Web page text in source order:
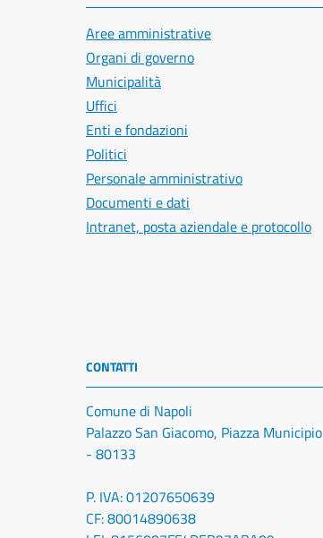
Aree amministrative
Organi di governo
Municipalità
Uffici
Enti e fondazioni
Politici
Personale amministrativo
Documenti e dati
Intranet, posta aziendale e protocollo
CONTATTI
Comune di Napoli
Palazzo San Giacomo, Piazza Municipio
- 80133
P. IVA: 01207650639
CF: 80014890638